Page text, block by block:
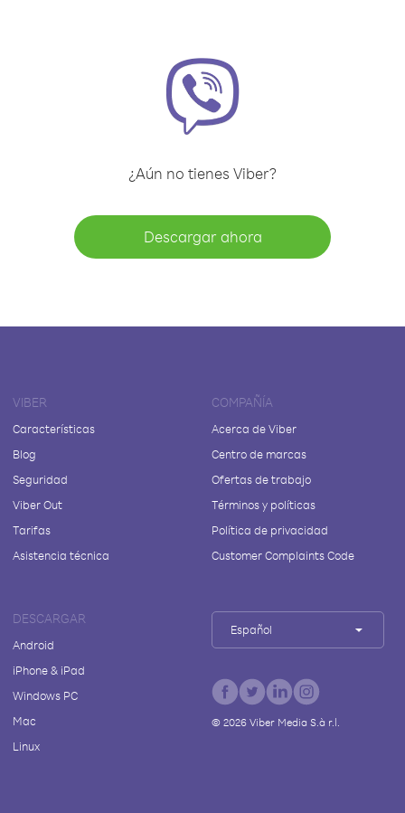
¿Aún no tienes Viber?
Descargar ahora
VIBER
Características
Blog
Seguridad
Viber Out
Tarifas
Asistencia técnica
COMPAÑÍA
Acerca de Viber
Centro de marcas
Ofertas de trabajo
Términos y políticas
Política de privacidad
Customer Complaints Code
DESCARGAR
Android
iPhone & iPad
Windows PC
Mac
Linux
Español
© 2026Viber Media S.à r.l.